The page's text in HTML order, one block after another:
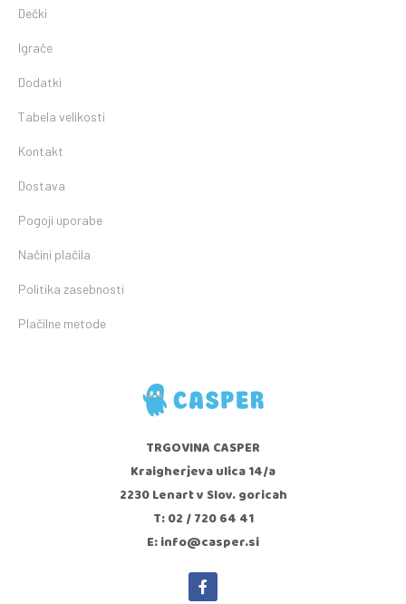
Dečki
Igrače
Dodatki
Tabela velikosti
Kontakt
Dostava
Pogoji uporabe
Načini plačila
Politika zasebnosti
Plačilne metode
TRGOVINA CASPER
Kraigherjeva ulica 14/a
2230 Lenart v Slov. goricah
T: 02 / 720 64 41
E: info@casper.si